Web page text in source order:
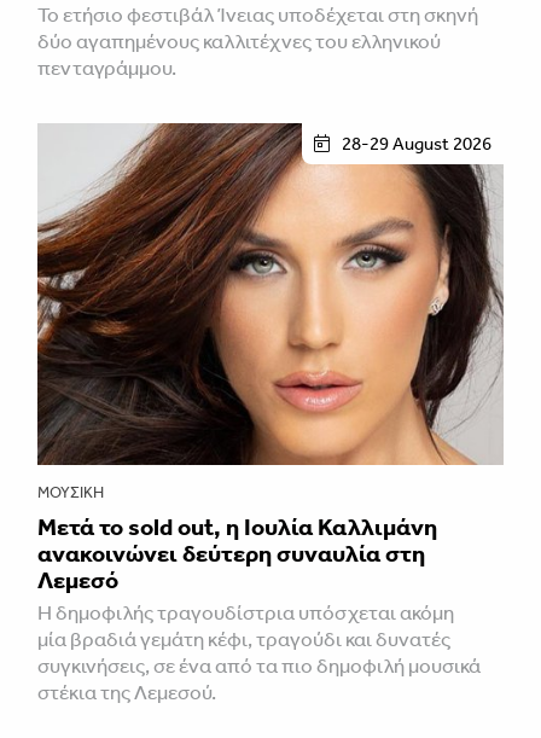
Το ετήσιο φεστιβάλ Ίνειας υποδέχεται στη σκηνή
δύο αγαπημένους καλλιτέχνες του ελληνικού
πενταγράμμου.
28-29 August 2026
ΜΟΥΣΙΚΉ
Μετά το sold out, η Ιουλία Καλλιμάνη
ανακοινώνει δεύτερη συναυλία στη
Λεμεσό
H δημοφιλής τραγουδίστρια υπόσχεται ακόμη
μία βραδιά γεμάτη κέφι, τραγούδι και δυνατές
συγκινήσεις, σε ένα από τα πιο δημοφιλή μουσικά
στέκια της Λεμεσού.